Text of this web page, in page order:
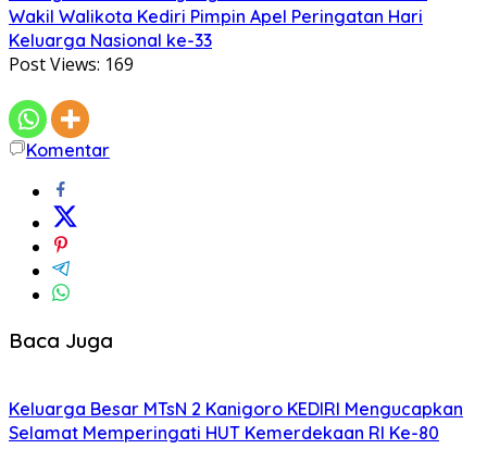
Wakil Walikota Kediri Pimpin Apel Peringatan Hari
Keluarga Nasional ke-33
Post Views: 169
Komentar
Baca Juga
Keluarga Besar MTsN 2 Kanigoro KEDIRI Mengucapkan
Selamat Memperingati HUT Kemerdekaan RI Ke-80